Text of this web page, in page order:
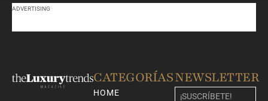
ADVERTISING
CATEGORÍAS
HOME
NEWSLETTER